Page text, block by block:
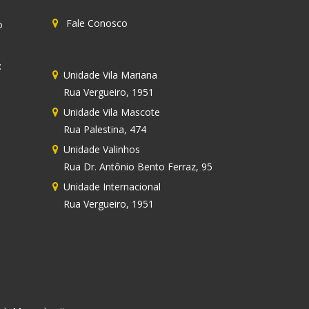
Fale Conosco
Unidade Vila Mariana
Rua Vergueiro, 1951
Unidade Vila Mascote
Rua Palestina, 474
Unidade Valinhos
Rua Dr. Antônio Bento Ferraz, 95
Unidade Internacional
Rua Vergueiro, 1951